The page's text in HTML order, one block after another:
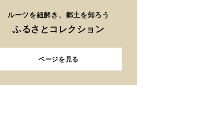
ルーツを紐解き、郷土を知ろう
ふるさとコレクション
ページを見る